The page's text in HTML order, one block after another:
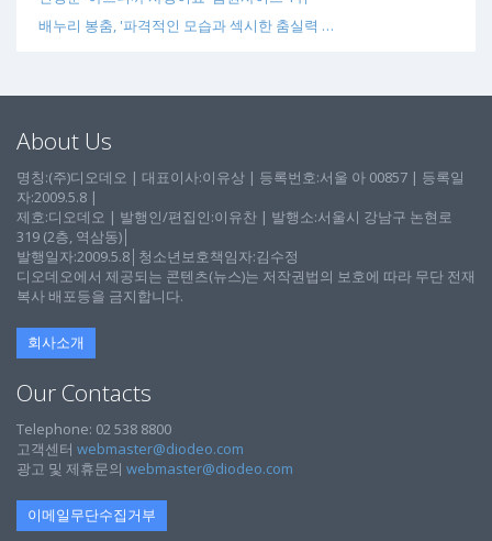
배누리 봉춤, '파격적인 모습과 섹시한 춤실력 …
About Us
명칭:(주)디오데오 | 대표이사:이유상 | 등록번호:서울 아 00857 | 등록일
자:2009.5.8 |
제호:디오데오 | 발행인/편집인:이유찬 | 발행소:서울시 강남구 논현로
319 (2층, 역삼동)│
발행일자:2009.5.8│청소년보호책임자:김수정
디오데오에서 제공되는 콘텐츠(뉴스)는 저작권법의 보호에 따라 무단 전재
복사 배포등을 금지합니다.
회사소개
Our Contacts
Telephone: 02 538 8800
고객센터 webmaster@diodeo.com
광고 및 제휴문의 webmaster@diodeo.com
이메일무단수집거부